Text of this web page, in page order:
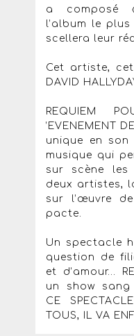
a composé
l’album le
scellera leur
Cet artiste,
DAVID
REQUIEM
’EVENEMENT
unique en son
musique qui
sur scène les
deux artistes,
sur l’œuvre
pacte.
Un spectacle
question de
et d’amour…
un show sang
CE
TOUS, IL VA